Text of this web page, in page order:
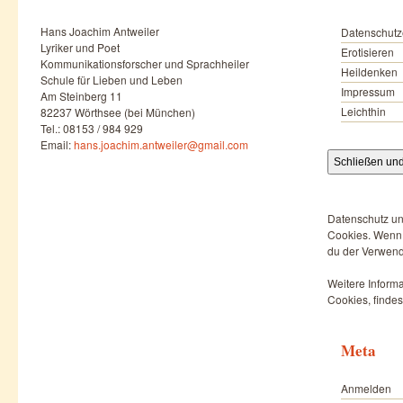
Hans Joachim Antweiler
Lyriker und Poet
Kommunikationsforscher und Sprachheiler
Schule für Lieben und Leben
Am Steinberg 11
82237 Wörthsee (bei München)
Tel.: 08153 / 984 929
Email:hans.joachim.antweiler@gmail.com
Erotisieren
Heildenken
Impressum
Leichthin
Datenschutz
Cookies.
du der
Weitere
Cookies,
Meta
Anmelden